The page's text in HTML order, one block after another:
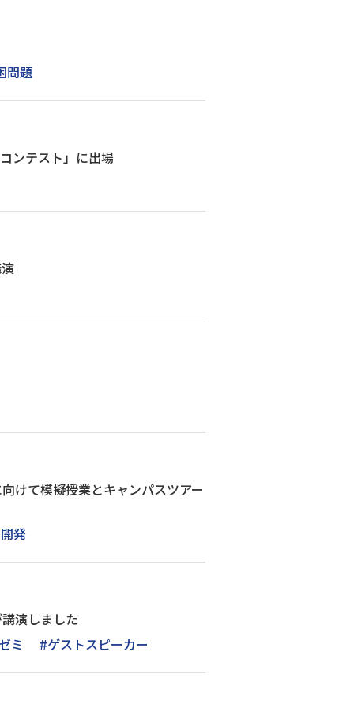
問題
ンテスト」に出場
けて模擬授業とキャンパスツアー
発
演しました
ミ #ゲストスピーカー